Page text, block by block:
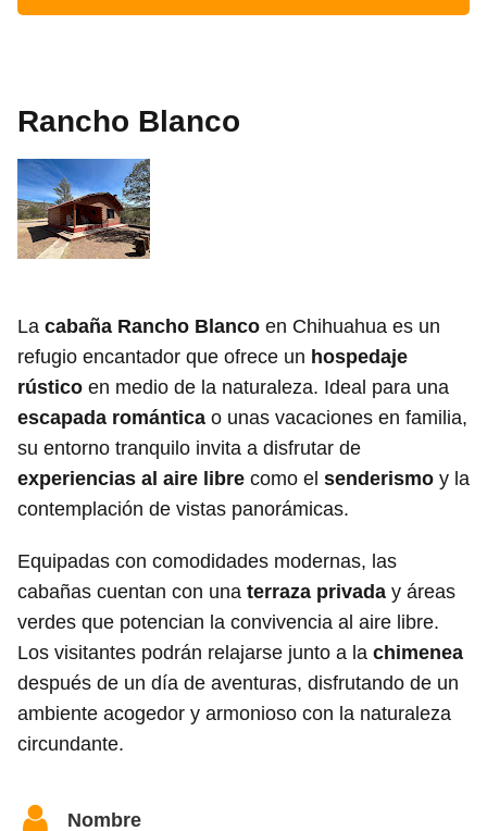
Rancho Blanco
La cabaña Rancho Blanco en Chihuahua es un
refugio encantador que ofrece un hospedaje
rústico en medio de la naturaleza. Ideal para una
escapada romántica o unas vacaciones en familia,
su entorno tranquilo invita a disfrutar de
experiencias al aire libre como el senderismo y la
contemplación de vistas panorámicas.
Equipadas con comodidades modernas, las
cabañas cuentan con una terraza privada y áreas
verdes que potencian la convivencia al aire libre.
Los visitantes podrán relajarse junto a la chimenea
después de un día de aventuras, disfrutando de un
ambiente acogedor y armonioso con la naturaleza
circundante.
Nombre